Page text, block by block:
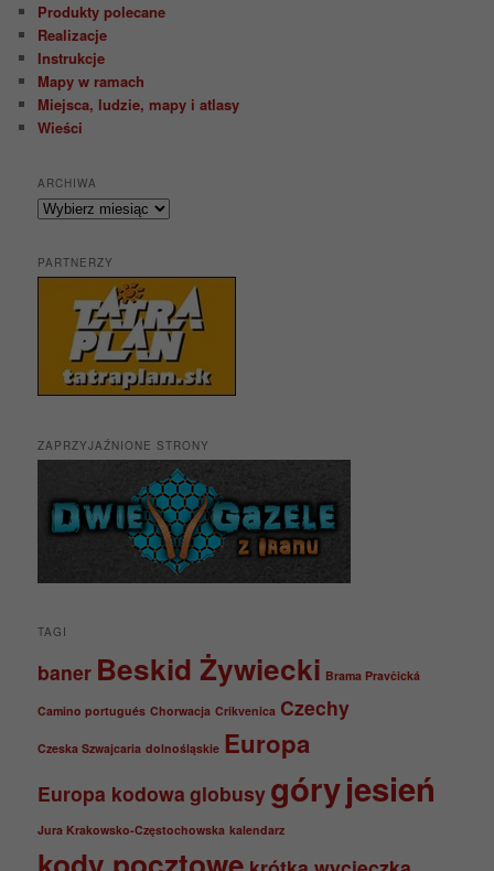
Produkty polecane
Realizacje
Instrukcje
Mapy w ramach
Miejsca, ludzie, mapy i atlasy
Wieści
ARCHIWA
Archiwa
PARTNERZY
ZAPRZYJAŹNIONE STRONY
TAGI
baner Beskid Żywiecki Brama Pravčická
Camino portugués Chorwacja Crikvenica Czechy
Czeska Szwajcaria dolnośląskie Europa
Europa kodowa globusy góryjesień
Jura Krakowsko-Częstochowska kalendarz